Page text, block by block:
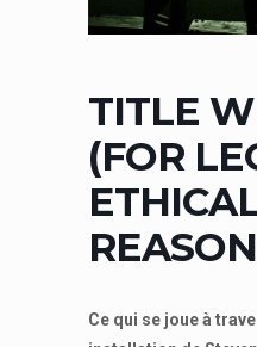
TITLE
(FOR
Ce qui se joue à